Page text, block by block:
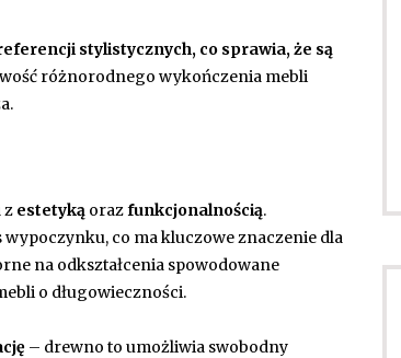
stylistycznych, co sprawia, że są
różnorodnego wykończenia mebli
z estetyką orazfunkcjonalnością.
co ma kluczowe znaczenie dla
na odkształcenia spowodowane
o długowieczności.
– drewno to umożliwia swobodny